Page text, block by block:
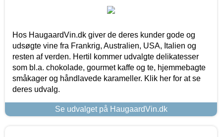
Hos HaugaardVin.dk giver de deres kunder gode og
udsøgte vine fra Frankrig, Australien, USA, Italien og
resten af verden. Hertil kommer udvalgte delikatesser
som bl.a. chokolade, gourmet kaffe og te, hjemmebagte
småkager og håndlavede karameller. Klik her for at se
deres udvalg.
Se udvalget på HaugaardVin.dk